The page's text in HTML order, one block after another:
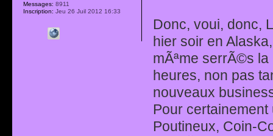
Donc, voui, donc,
hier soir en
mÃªme serrÃ©s
heures, non pas
nouveaux
Pour
Poutineux, Coin-
Messages: 8911
Inscription: Jeu 26 Juil 2012 16:33